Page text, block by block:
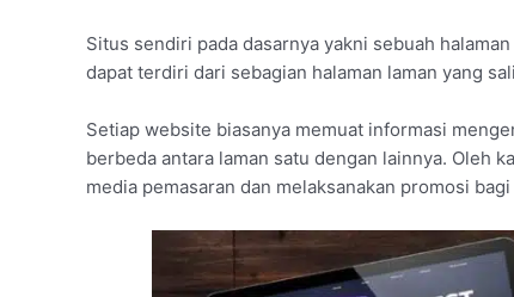
Situs sendiri pada dasarnya yakni sebuah
dapat terdiri dari sebagian halaman laman yang
Setiap website biasanya memuat informasi
berbeda antara laman satu dengan lainnya. Oleh
media pemasaran dan melaksanakan promosi